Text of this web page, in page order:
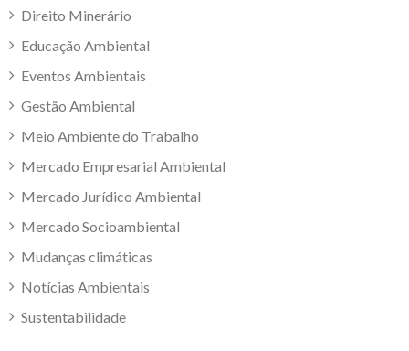
Direito Minerário
Educação Ambiental
Eventos Ambientais
Gestão Ambiental
Meio Ambiente do Trabalho
Mercado Empresarial Ambiental
Mercado Jurídico Ambiental
Mercado Socioambiental
Mudanças climáticas
Notícias Ambientais
Sustentabilidade